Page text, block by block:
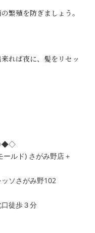
繁殖を防ぎましょう。
れば夜に、髪をリセッ
ルド) さがみ野店＋
ソさがみ野102
徒歩３分